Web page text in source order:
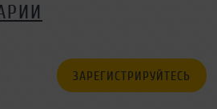
ЗАРЕГИСТРИРУЙТЕСЬ